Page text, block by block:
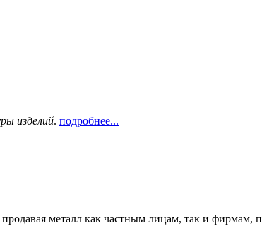
изделий. подробнее...
металл как частным лицам, так и